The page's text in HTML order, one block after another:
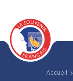
Accueil